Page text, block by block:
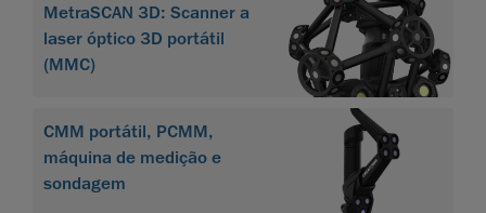
MetraSCAN 3D: Scanner a
laser óptico 3D portátil
(MMC)
CMM portátil, PCMM,
máquina de medição e
sondagem